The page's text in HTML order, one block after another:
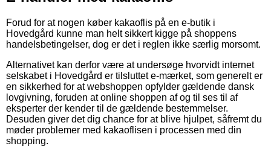
Forud for at nogen køber kakaoflis på en e-butik i
Hovedgård kunne man helt sikkert kigge på shoppens
handelsbetingelser, dog er det i reglen ikke særlig morsomt.
Alternativet kan derfor være at undersøge hvorvidt internet
selskabet i Hovedgård er tilsluttet e-mærket, som generelt er
en sikkerhed for at webshoppen opfylder gældende dansk
lovgivning, foruden at online shoppen af og til ses til af
eksperter der kender til de gældende bestemmelser.
Desuden giver det dig chance for at blive hjulpet, såfremt du
møder problemer med kakaoflisen i processen med din
shopping.